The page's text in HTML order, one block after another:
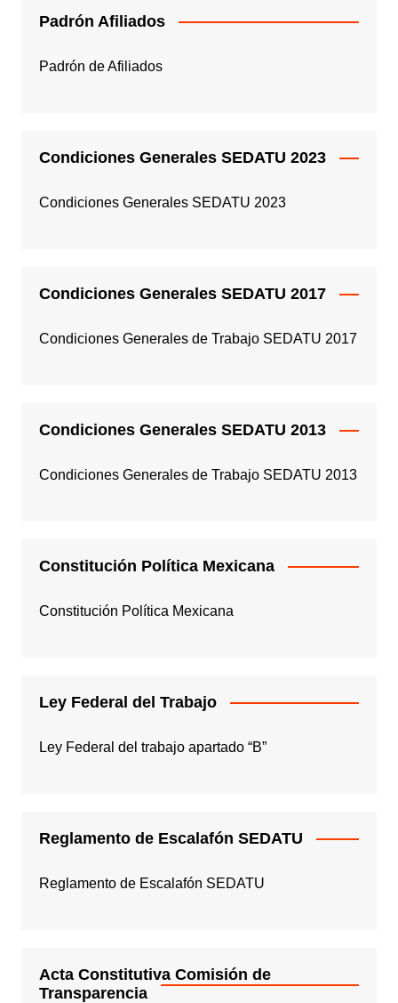
Padrón Afiliados
Padrón de Afiliados
Condiciones Generales SEDATU 2023
Condiciones Generales SEDATU 2023
Condiciones Generales SEDATU 2017
Condiciones Generales de Trabajo SEDATU 2017
Condiciones Generales SEDATU 2013
Condiciones Generales de Trabajo SEDATU 2013
Constitución Política Mexicana
Constitución Política Mexicana
Ley Federal del Trabajo
Ley Federal del trabajo apartado “B”
Reglamento de Escalafón SEDATU
Reglamento de Escalafón SEDATU
Acta Constitutiva Comisión de
Transparencia